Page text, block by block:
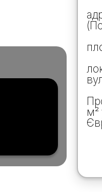
м²